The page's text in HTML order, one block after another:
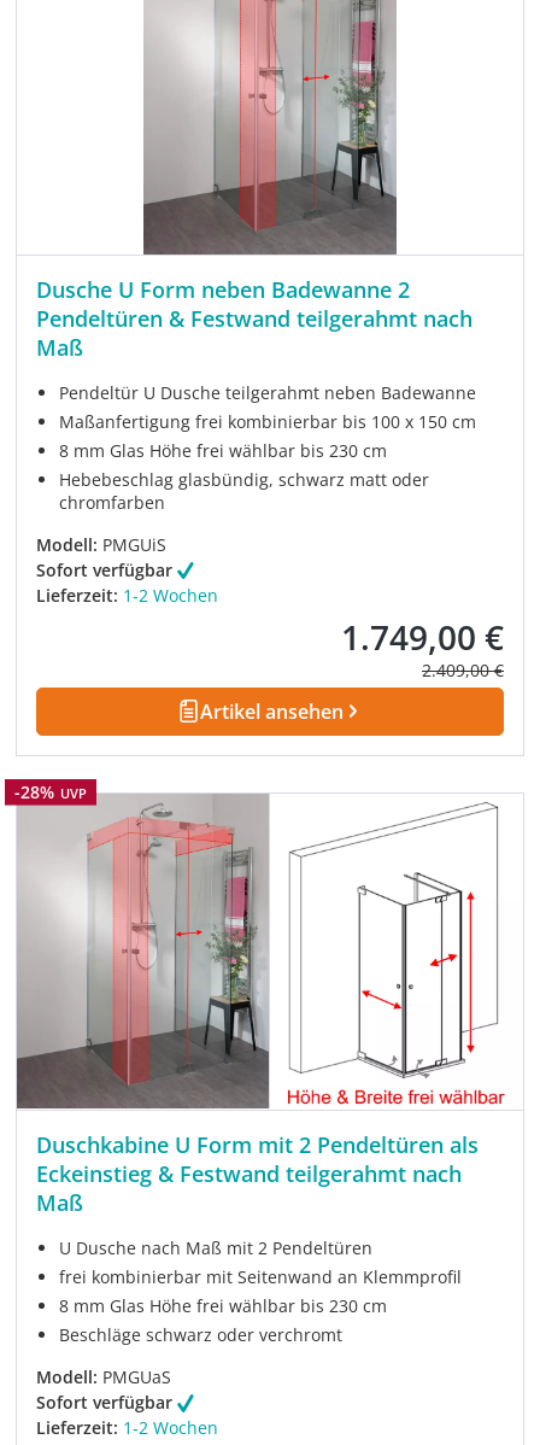
Dusche U Form neben Badewanne 2
Pendeltüren & Festwand teilgerahmt nach
Maß
Pendeltür U Dusche teilgerahmt neben Badewanne
Maßanfertigung frei kombinierbar bis 100 x 150 cm
8 mm Glas Höhe frei wählbar bis 230 cm
Hebebeschlag glasbündig, schwarz matt oder
chromfarben
Modell: PMGUiS
Sofort verfügbar
Lieferzeit: 1-2 Wochen
Verkaufspreis:
1.749,00 €
Regulärer
2.409,00 €
Artikel ansehen
Rabatt
-28% UVP
Duschkabine U Form mit 2 Pendeltüren als
Eckeinstieg & Festwand teilgerahmt nach
Maß
U Dusche nach Maß mit 2 Pendeltüren
frei kombinierbar mit Seitenwand an Klemmprofil
8 mm Glas Höhe frei wählbar bis 230 cm
Beschläge schwarz oder verchromt
Modell: PMGUaS
Sofort verfügbar
Lieferzeit: 1-2 Wochen